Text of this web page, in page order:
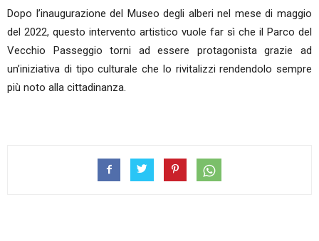
Dopo l’inaugurazione del Museo degli alberi nel mese di maggio
del 2022, questo intervento artistico vuole far sì che il Parco del
Vecchio Passeggio torni ad essere protagonista grazie ad
un’iniziativa di tipo culturale che lo rivitalizzi rendendolo sempre
più noto alla cittadinanza.